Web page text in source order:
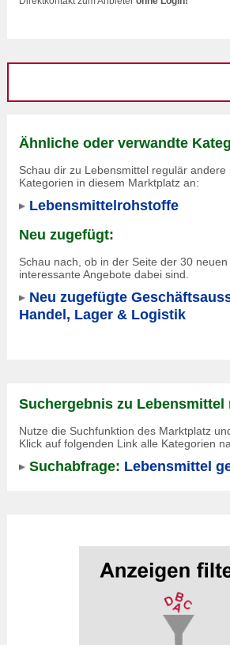
Ähnliche oder verwandte
Schau dir zu Lebensmittel regulär andere
Kategorien in diesem Marktplatz an:
Lebensmittelrohstoffe
Neu zugefügt:
Schau nach, ob in der Seite der 30 neuen
interessante Angebote dabei sind.
Neu zugefügte
Handel, Lager & Logistik
Suchergebnis zu Lebensmittel
Nutze die Suchfunktion des Marktplatz
Klick auf folgenden Link alle Kategorien
Suchabfrage: Lebensmittel